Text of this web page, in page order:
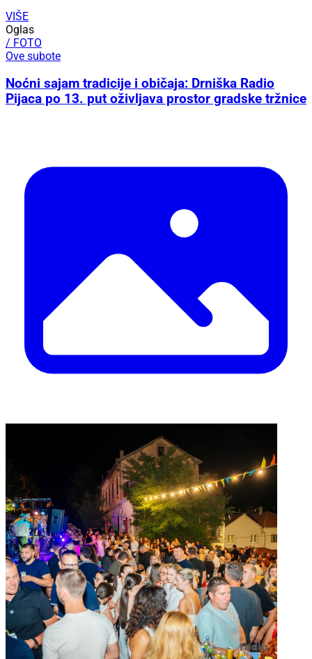
VIŠE
Oglas
/ FOTO
Ove subote
Noćni sajam tradicije i običaja: Drniška Radio
Pijaca po 13. put oživljava prostor gradske tržnice